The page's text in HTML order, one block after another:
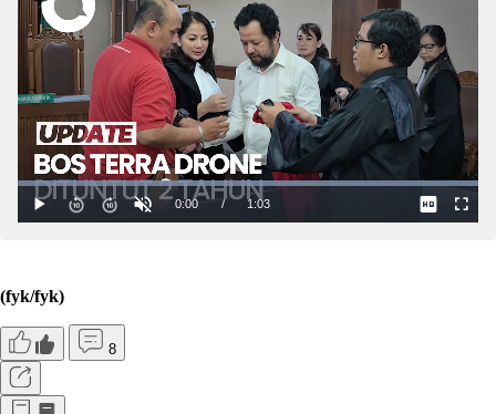
(fyk/fyk)
8